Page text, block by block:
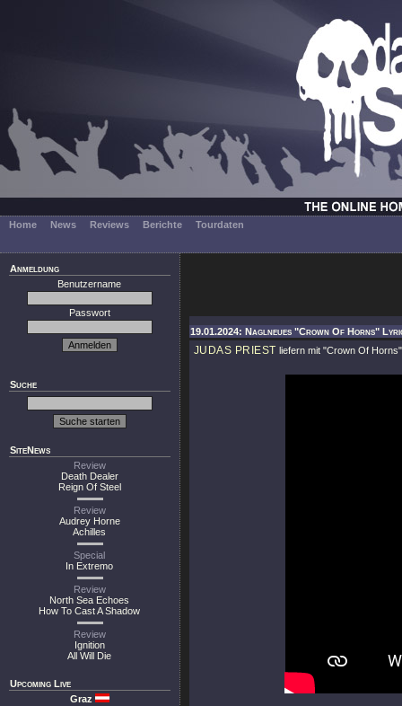
Home News Reviews Berichte Tourdaten
Anmeldung
Benutzername
Passwort
Suche
SiteNews
Review
Death Dealer
Reign Of Steel
Review
Audrey Horne
Achilles
Special
In Extremo
Review
North Sea Echoes
How To Cast A Shadow
Review
Ignition
All Will Die
Upcoming Live
Graz
19.01.2024: Naglneues "Crown Of Horns"
JUDAS PRIEST liefern mit "Crown Of Horns"